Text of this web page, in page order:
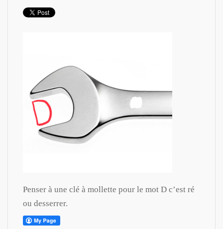
Penser à une clé à mollette pour le mot D c’est ré
ou desserrer.